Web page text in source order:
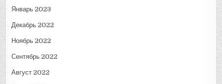
Январь 2023
Декабрь 2022
Ноябрь 2022
Сентябрь 2022
Август 2022